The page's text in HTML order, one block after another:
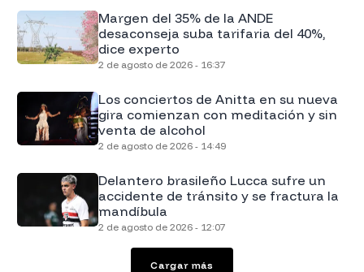
Margen del 35% de la ANDE
desaconseja suba tarifaria del 40%,
dice experto
2 de agosto de 2026 - 16:37
Los conciertos de Anitta en su nueva
gira comienzan con meditación y sin
venta de alcohol
2 de agosto de 2026 - 14:49
Delantero brasileño Lucca sufre un
accidente de tránsito y se fractura la
mandíbula
2 de agosto de 2026 - 12:07
Cargar más